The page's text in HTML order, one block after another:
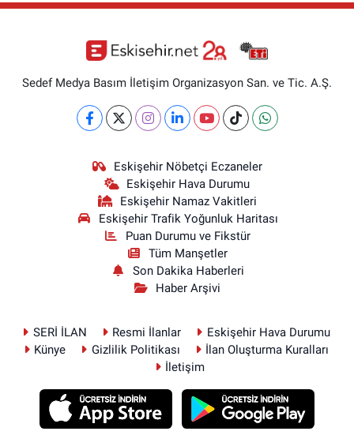
Sedef Medya Basım İletişim Organizasyon San. ve Tic. A.Ş.
Eskişehir Nöbetçi Eczaneler
Eskişehir Hava Durumu
Eskişehir Namaz Vakitleri
Eskişehir Trafik Yoğunluk Haritası
Puan Durumu ve Fikstür
Tüm Manşetler
Son Dakika Haberleri
Haber Arşivi
SERİ İLAN Resmi İlanlar
Eskişehir Hava Durumu
Künye
Gizlilik Politikası
İlan Oluşturma Kuralları
İletişim